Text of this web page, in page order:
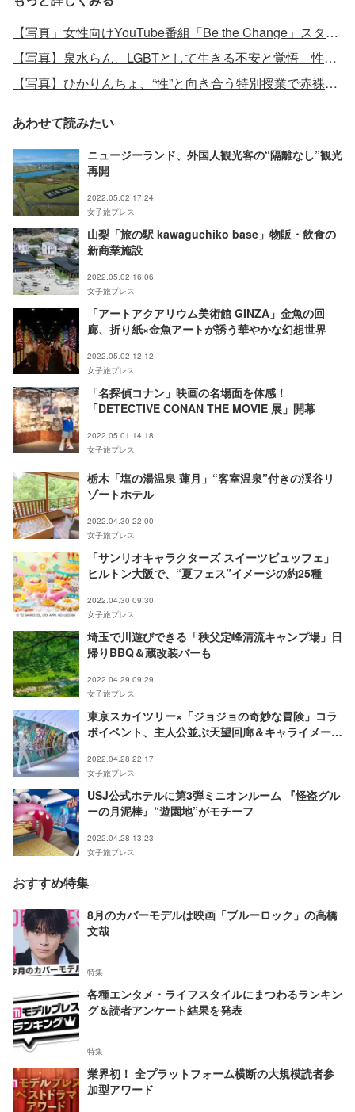
【写真」女性向けYouTube番組「Be the Change」スタート 「性」や「体」のモヤモヤを解決
【写真】泉水らん、LGBTとして生きる不安と覚悟 性転換・結婚・子ども…赤裸々に語る
【写真】ひかりんちょ、“性”と向き合う特別授業で赤裸々トーク
あわせて読みたい
ニュージーランド、外国人観光客の“隔離なし”観光
再開
2022.05.02 17:24
女子旅プレス
山梨「旅の駅 kawaguchiko base」物販・飲食の
新商業施設
2022.05.02 16:06
女子旅プレス
「アートアクアリウム美術館 GINZA」金魚の回
廊、折り紙×金魚アートが誘う華やかな幻想世界
2022.05.02 12:12
女子旅プレス
「名探偵コナン」映画の名場面を体感！
「DETECTIVE CONAN THE MOVIE 展」開幕
2022.05.01 14:18
女子旅プレス
栃木「塩の湯温泉 蓮月」“客室温泉”付きの渓谷リ
ゾートホテル
2022.04.30 22:00
女子旅プレス
「サンリオキャラクターズ スイーツビュッフェ」
ヒルトン大阪で、“夏フェス”イメージの約25種
2022.04.30 09:30
女子旅プレス
埼玉で川遊びできる「秩父定峰清流キャンプ場」日
帰りBBQ＆蔵改装バーも
2022.04.29 09:29
女子旅プレス
東京スカイツリー×「ジョジョの奇妙な冒険」コラ
ボイベント、主人公並ぶ天望回廊＆キャライメージ
2022.04.28 22:17
女子旅プレス
USJ公式ホテルに第3弾ミニオンルーム 『怪盗グル
ーの月泥棒』“遊園地”がモチーフ
2022.04.28 13:23
女子旅プレス
おすすめ特集
8月のカバーモデルは映画「ブルーロック」の高橋
文哉
特集
各種エンタメ・ライフスタイルにまつわるランキン
グ＆読者アンケート結果を発表
特集
業界初！ 全プラットフォーム横断の大規模読者参
加型アワード